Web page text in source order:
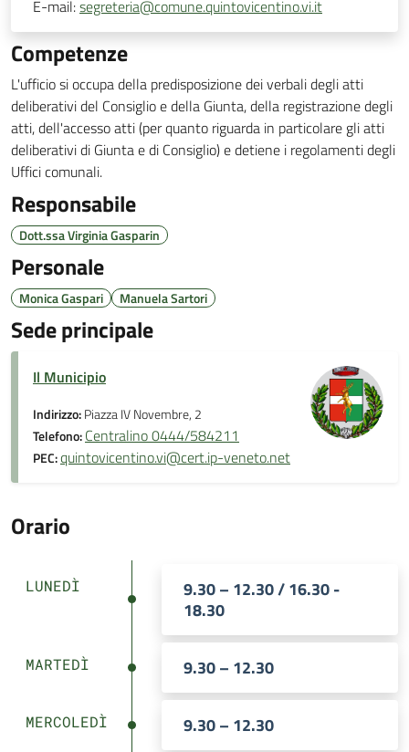
E-mail:segreteria@comune.quintovicentino.vi.it
Competenze
L'ufficio si occupa della predisposizione dei verbali degli atti
deliberativi del Consiglio e della Giunta, della registrazione degli
atti, dell'accesso atti (per quanto riguarda in particolare gli atti
deliberativi di Giunta e di Consiglio) e detiene i regolamenti degli
Uffici comunali.
Responsabile
Dott.ssa Virginia Gasparin
Personale
Monica Gaspari Manuela Sartori
Sede principale
Il Municipio
Indirizzo:Piazza IV Novembre, 2
Telefono:Centralino 0444/584211
PEC:quintovicentino.vi@cert.ip-veneto.net
Orario
LUNEDÌ
9.30 – 12.30 / 16.30 -
18.30
MARTEDÌ 9.30 – 12.30
MERCOLEDÌ 9.30 – 12.30